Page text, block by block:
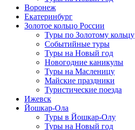
Воронеж
Екатеринбург
Золотое кольцо России
Туры по Золотому кольцу
Событийные туры
Туры на Новый год
Новогодние каникулы
Туры на Масленицу
Майские праздники
Туристические поезда
Ижевск
Йошкар-Ола
Туры в Йошкар-Олу
Туры на Новый год